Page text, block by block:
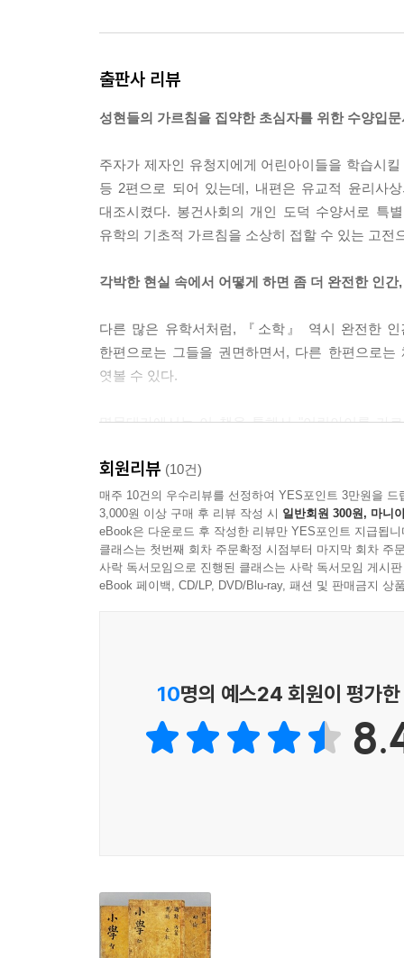
성에 올라가서는 손가락질을 하지 않으며, 성 위
다.
려 있었으면 또한 열어두고 닫혀 있었으면 또한
남의 신발을 밟아서는 안 되고, 남의 자리를 밟아
반드시 신중하게 대답해야 한다. (『예기』「곡례
군자의 용모는 느긋하고 아취가 있으며 존경할
--- 본문 중에서
출판사 리뷰
성현들의 가르침을 집약한 초심자를 위한 수양입문
주자가 제자인 유청지에게 어린아이들을 학습시
등 2편으로 되어 있는데, 내편은 유교적 윤리사
대조시켰다. 봉건사회의 개인 도덕 수양서로 특
유학의 기초적 가르침을 소상히 접할 수 있는 고
각박한 현실 속에서 어떻게 하면 좀 더 완전한 인
다른 많은 유학서처럼, 『소학』 역시 완전한
한편으로는 그들을 권면하면서, 다른 한편으로
엿볼 수 있다.
명문대가에서는 이 책을 통해서 "어린아이를 가
대한 배려, 공동체에 대한 애정, 물질과 이기적
고전이다.
회원리뷰 (10건)
매주 10건의 우수리뷰를 선정하여 YES포인트 3만원을 드
3,000원 이상 구매 후 리뷰 작성 시 일반회원 300원, 마니
eBook은 다운로드 후 작성한 리뷰만 YES포인트 지급됩니
클래스는 첫번째 회차 주문확정 시점부터 마지막 회차 주
사락 독서모임으로 진행된 클래스는 사락 독서모임 게시
eBook 페이백, CD/LP, DVD/Blu-ray, 패션 및 판매금지 상
10명의 예스24 회원이 평가